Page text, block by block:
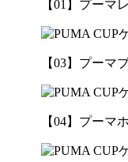
【01】プーマ
【03】プーマ
【04】プーマ